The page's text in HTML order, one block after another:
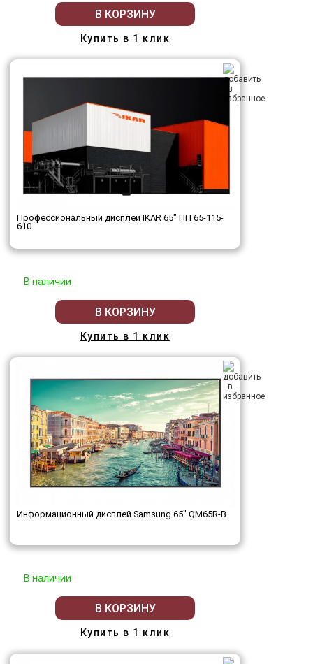
В КОРЗИНУ
Купить в 1 клик
Профессиональный дисплей IKAR 65" ПП 65-115-
610
В наличии
В КОРЗИНУ
Купить в 1 клик
Информационный дисплей Samsung 65" QM65R-B
В наличии
В КОРЗИНУ
Купить в 1 клик